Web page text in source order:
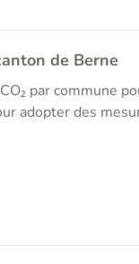
de Berne
par commune
adopter des